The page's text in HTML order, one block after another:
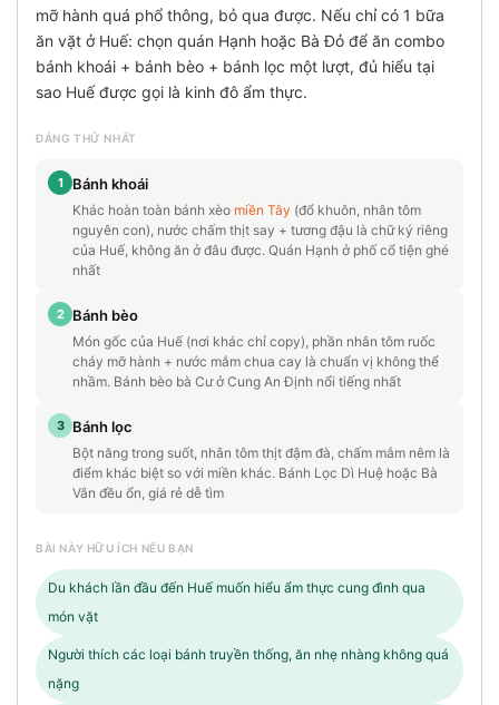
mỡ hành quá phổ thông, bỏ qua được. Nếu chỉ có 1 bữa
ăn vặt ở Huế: chọn quán Hạnh hoặc Bà Đỏ để ăn combo
bánh khoái + bánh bèo + bánh lọc một lượt, đủ hiểu tại
sao Huế được gọi là kinh đô ẩm thực.
ĐÁNG THỬ NHẤT
1 Bánh khoái
Khác hoàn toàn bánh xèo miền Tây (đổ khuôn, nhân tôm
nguyên con), nước chấm thịt say + tương đậu là chữ ký riêng
của Huế, không ăn ở đâu được. Quán Hạnh ở phố cổ tiện ghé
nhất
2 Bánh bèo
Món gốc của Huế (nơi khác chỉ copy), phần nhân tôm ruốc
cháy mỡ hành + nước mắm chua cay là chuẩn vị không thể
nhầm. Bánh bèo bà Cư ở Cung An Định nổi tiếng nhất
3 Bánh lọc
Bột năng trong suốt, nhân tôm thịt đậm đà, chấm mắm nêm là
điểm khác biệt so với miền khác. Bánh Lọc Dì Huệ hoặc Bà
Vân đều ổn, giá rẻ dễ tìm
BÀI NÀY HỮU ÍCH NẾU BẠN
Du khách lần đầu đến Huế muốn hiểu ẩm thực cung đình qua
món vặt
Người thích các loại bánh truyền thống, ăn nhẹ nhàng không quá
nặng